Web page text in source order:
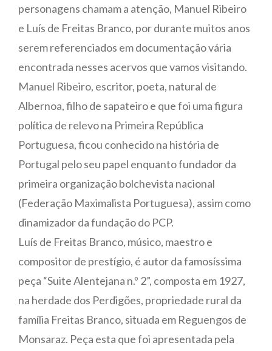
personagens chamam a atenção, Manuel Ribeiro
e Luís de Freitas Branco, por durante muitos anos
serem referenciados em documentação vária
encontrada nesses acervos que vamos visitando.
Manuel Ribeiro, escritor, poeta, natural de
Albernoa, filho de sapateiro e que foi uma figura
política de relevo na Primeira República
Portuguesa, ficou conhecido na história de
Portugal pelo seu papel enquanto fundador da
primeira organização bolchevista nacional
(Federação Maximalista Portuguesa), assim como
dinamizador da fundação do PCP.
Luís de Freitas Branco, músico, maestro e
compositor de prestígio, é autor da famosíssima
peça “Suite Alentejana n.º 2”, composta em 1927,
na herdade dos Perdigões, propriedade rural da
família Freitas Branco, situada em Reguengos de
Monsaraz. Peça esta que foi apresentada pela